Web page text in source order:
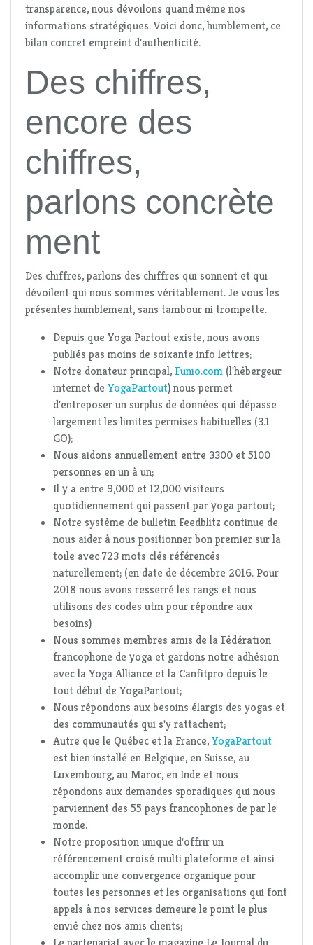
transparence, nous dévoilons quand même nos
informations stratégiques. Voici donc, humblement, ce
bilan concret empreint d'authenticité.
Des chiffres,
encore des
chiffres,
parlons concrète
ment
Des chiffres, parlons des chiffres qui sonnent et qui
dévoilent qui nous sommes véritablement. Je vous les
présentes humblement, sans tambour ni trompette.
Depuis que Yoga Partout existe, nous avons
publiés pas moins de soixante info lettres;
Notre donateur principal, Funio.com (l'hébergeur
internet de YogaPartout) nous permet
d'entreposer un surplus de données qui dépasse
largement les limites permises habituelles (3.1
GO);
Nous aidons annuellement entre 3300 et 5100
personnes en un à un;
Il y a entre 9,000 et 12,000 visiteurs
quotidiennement qui passent par yoga partout;
Notre système de bulletin Feedblitz continue de
nous aider à nous positionner bon premier sur la
toile avec 723 mots clés référencés
naturellement; (en date de décembre 2016. Pour
2018 nous avons resserré les rangs et nous
utilisons des codes utm pour répondre aux
besoins)
Nous sommes membres amis de la Fédération
francophone de yoga et gardons notre adhésion
avec la Yoga Alliance et la Canfitpro depuis le
tout début de YogaPartout;
Nous répondons aux besoins élargis des yogas et
des communautés qui s'y rattachent;
Autre que le Québec et la France,YogaPartout
est bien installé en Belgique, en Suisse, au
Luxembourg, au Maroc, en Inde et nous
répondons aux demandes sporadiques qui nous
parviennent des 55 pays francophones de par le
monde.
Notre proposition unique d'offrir un
référencement croisé multi plateforme et ainsi
accomplir une convergence organique pour
toutes les personnes et les organisations qui font
appels à nos services demeure le point le plus
envié chez nos amis clients;